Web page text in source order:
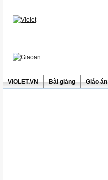
ViOLET.VN Bài giảng Giáo án